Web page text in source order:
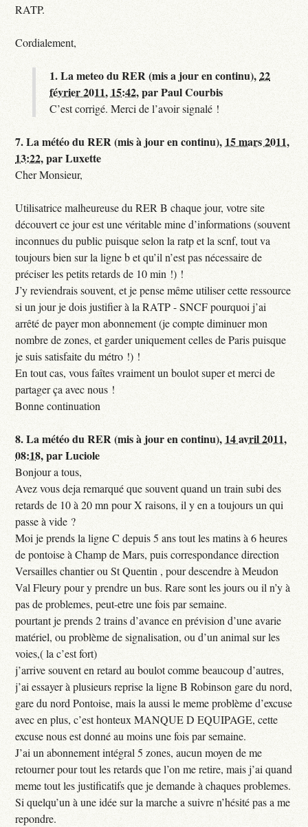
RATP.
Cordialement,
1.La meteo du RER (mis a jour en continu),22
février 2011, 15:42,parPaul Courbis
C’est corrigé. Merci de l’avoir signalé !
7.La météo du RER (mis à jour en continu), 15 mars 2011,
13:22,parLuxette
Cher Monsieur,
Utilisatrice malheureuse du RER B chaque jour, votre site
découvert ce jour est une véritable mine d’informations (souvent
inconnues du public puisque selon la ratp et la scnf, tout va
toujours bien sur la ligne b et qu’il n’est pas nécessaire de
préciser les petits retards de 10 min !) !
J’y reviendrais souvent, et je pense même utiliser cette ressource
si un jour je dois justifier à la RATP - SNCF pourquoi j’ai
arrêté de payer mon abonnement (je compte diminuer mon
nombre de zones, et garder uniquement celles de Paris puisque
je suis satisfaite du métro !) !
En tout cas, vous faîtes vraiment un boulot super et merci de
partager ça avec nous !
Bonne continuation
8.La météo du RER (mis à jour en continu), 14 avril 2011,
08:18,parLuciole
Bonjour a tous,
Avez vous deja remarqué que souvent quand un train subi des
retards de 10 à 20 mn pour X raisons, il y en a toujours un qui
passe à vide ?
Moi je prends la ligne C depuis 5 ans tout les matins à 6 heures
de pontoise à Champ de Mars, puis correspondance direction
Versailles chantier ou St Quentin , pour descendre à Meudon
Val Fleury pour y prendre un bus. Rare sont les jours ou il n’y à
pas de problemes, peut-etre une fois par semaine.
pourtant je prends 2 trains d’avance en prévision d’une avarie
matériel, ou problème de signalisation, ou d’un animal sur les
voies,( la c’est fort)
j’arrive souvent en retard au boulot comme beaucoup d’autres,
j’ai essayer à plusieurs reprise la ligne B Robinson gare du nord,
gare du nord Pontoise, mais la aussi le meme problème d’excuse
avec en plus, c’est honteux MANQUE D EQUIPAGE, cette
excuse nous est donné au moins une fois par semaine.
J’ai un abonnement intégral 5 zones, aucun moyen de me
retourner pour tout les retards que l’on me retire, mais j’ai quand
meme tout les justificatifs que je demande à chaques problemes.
Si quelqu’un à une idée sur la marche a suivre n’hésité pas a me
repondre.